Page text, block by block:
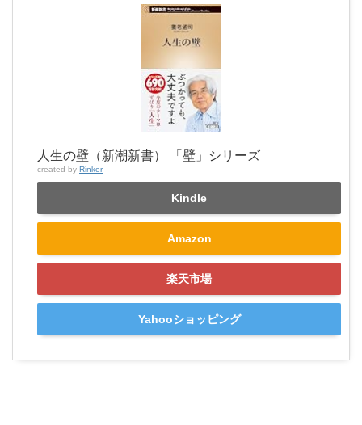
人生の壁（新潮新書） 「壁」シリーズ
created by Rinker
Kindle
Amazon
楽天市場
Yahooショッピング